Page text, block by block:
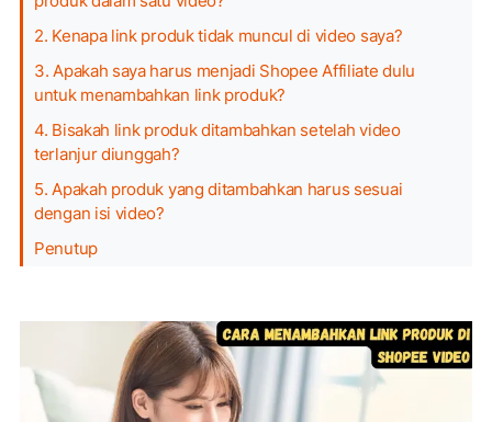
2. Kenapa link produk tidak muncul di video saya?
3. Apakah saya harus menjadi Shopee Affiliate dulu
untuk menambahkan link produk?
4. Bisakah link produk ditambahkan setelah video
terlanjur diunggah?
5. Apakah produk yang ditambahkan harus sesuai
dengan isi video?
Penutup